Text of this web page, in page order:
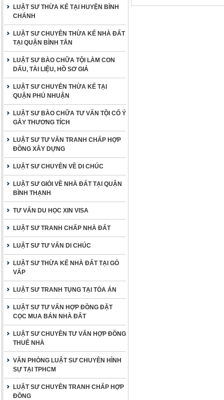
LUẬT SƯ THỪA KẾ TẠI HUYỆN BÌNH
CHÁNH
LUẬT SƯ CHUYÊN THỪA KẾ NHÀ ĐẤT
TẠI QUẬN BÌNH TÂN
LUẬT SƯ BÀO CHỮA TỘI LÀM CON
DẤU, TÀI LIỆU, HỒ SƠ GIẢ
LUẬT SƯ CHUYÊN THỪA KẾ TẠI
QUẬN PHÚ NHUẬN
LUẬT SƯ BÀO CHỮA TƯ VẤN TỘI CỐ Ý
GÂY THƯƠNG TÍCH
LUẬT SƯ TƯ VẤN TRANH CHẤP HỢP
ĐỒNG XÂY DỰNG
LUẬT SƯ CHUYÊN VỀ DI CHÚC
LUẬT SƯ GIỎI VỀ NHÀ ĐẤT TẠI QUẬN
BÌNH THẠNH
TƯ VẤN DU HỌC XIN VISA
LUẬT SƯ TRANH CHẤP NHÀ ĐẤT
LUẬT SƯ TƯ VẤN DI CHÚC
LUẬT SƯ THỪA KẾ NHÀ ĐẤT TẠI GÒ
VẤP
LUẬT SƯ TRANH TỤNG TẠI TÒA ÁN
LUẬT SƯ TƯ VẤN HỢP ĐỒNG ĐẶT
CỌC MUA BÁN NHÀ ĐẤT
LUẬT SƯ CHUYÊN TƯ VẤN HỢP ĐỒNG
THUÊ NHÀ
VĂN PHÒNG LUẬT SƯ CHUYÊN HÌNH
SỰ TẠI TPHCM
LUẬT SƯ CHUYÊN TRANH CHẤP HỢP
ĐỒNG